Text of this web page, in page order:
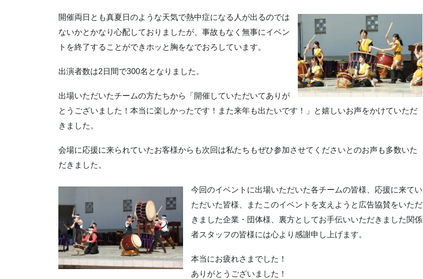
開催両日とも真夏日のような天気で熱中症になる人が出るのでは
ないかとかなり心配しておりましたが、事故もなく無事にイベン
トを終了することができホッと胸をなでおろしています。
出演者数は2日間で300名となりました。
出場いただいたチームの方たちから「開催していただいてありが
とうございました！本当に楽しかったです！また来年も出たいです！」と嬉しいお声をかけていただ
きました。
会場に応援に来られていたお客様からも次回は私たちもぜひ参加させてくださいとのお声も多数いた
だきました。
今回のイベントに出場いただいた各チームの皆様、応援に来てい
ただいた皆様、またこのイベントを支えようと広告協賛をいただ
きました企業・団体様、裏方としてお手伝いいただきました関係
者スタッフの皆様には心より感謝申し上げます。
本当にお疲れさまでした！
ありがとうございました！